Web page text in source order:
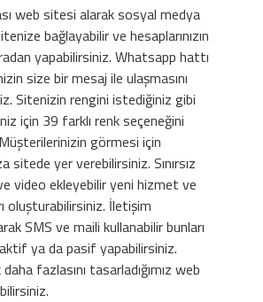
web sitesi alarak sosyal medya
bağlayabilir ve hesaplarınızın
yapabilirsiniz. Whatsapp hattı
size bir mesaj ile ulaşmasını
Sitenizin rengini istediğiniz gibi
için 39 farklı renk seçeneğini
görmesi için
sitede yer verebilirsiniz. Sınırsız
video ekleyebilir yeni hizmet ve
oluşturabilirsiniz. İletişim
SMS ve maili kullanabilir bunları
ya da pasif yapabilirsiniz.
fazlasını tasarladığımız web